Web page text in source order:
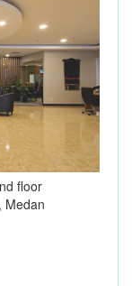
floor
Medan